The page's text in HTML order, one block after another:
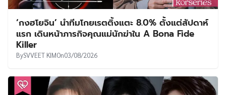
‘กงฮโยจิน’ นำทีมโกยเรตติ้งแตะ 8.0% ตั้งแต่สัปดาห์
แรก เดินหน้าภารกิจคุณแม่นักฆ่าใน A Bona Fide
Killer
BySVVEET KIMOn03/08/2026